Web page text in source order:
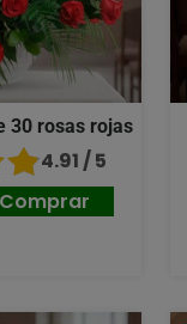
30 rosas rojas
4.91 / 5
Comprar